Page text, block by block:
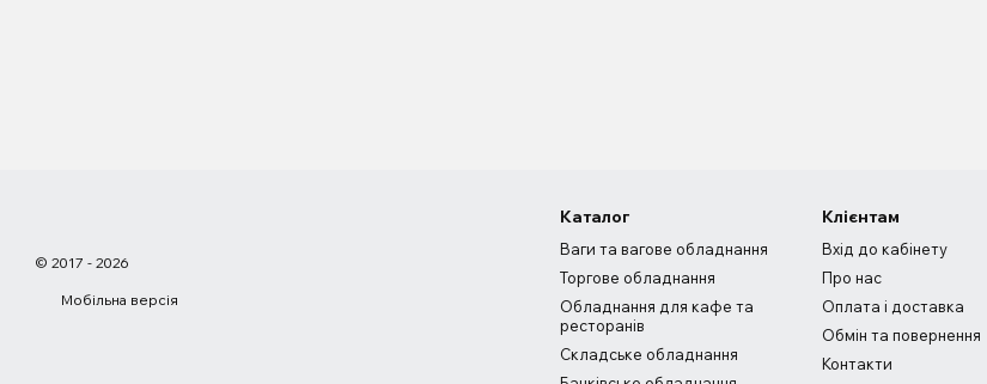
© 2017 - 2026
Мобільна версія
Каталог
Ваги та вагове обладнання
Торгове обладнання
Обладнання для кафе та
ресторанів
Складське обладнання
Клієнтам
Вхід до кабінету
Про нас
Оплата і доставка
Обмін та повернення
Контакти